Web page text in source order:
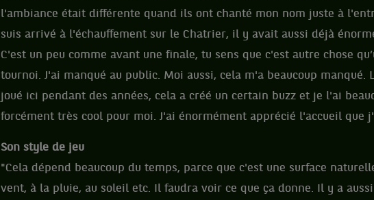
l'ambiance était différente quand ils ont chanté mon nom juste à
suis arrivé à l'échauffement sur le Chatrier, il y avait aussi déjà
C'est un peu comme avant une finale, tu sens que c'est autre chose
tournoi. J'ai manqué au public. Moi aussi, cela m'a beaucoup manqué.
joué ici pendant des années, cela a créé un certain buzz et je l'ai
forcément très cool pour moi. J'ai énormément apprécié l'accueil que
Son style de jeu
"Cela dépend beaucoup du temps, parce que c'est une surface
vent, à la pluie, au soleil etc. Il faudra voir ce que ça donne. Il y a